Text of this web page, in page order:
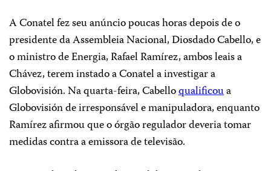
A Conatel fez seu anúncio poucas horas depois de o
presidente da Assembleia Nacional, Diosdado Cabello, e
o ministro de Energia, Rafael Ramírez, ambos leais a
Chávez, terem instado a Conatel a investigar a
Globovisión. Na quarta-feira, Cabelloqualificoua
Globovisión de irresponsável e manipuladora, enquanto
Ramírez afirmou que o órgão regulador deveria tomar
medidas contra a emissora de televisão.